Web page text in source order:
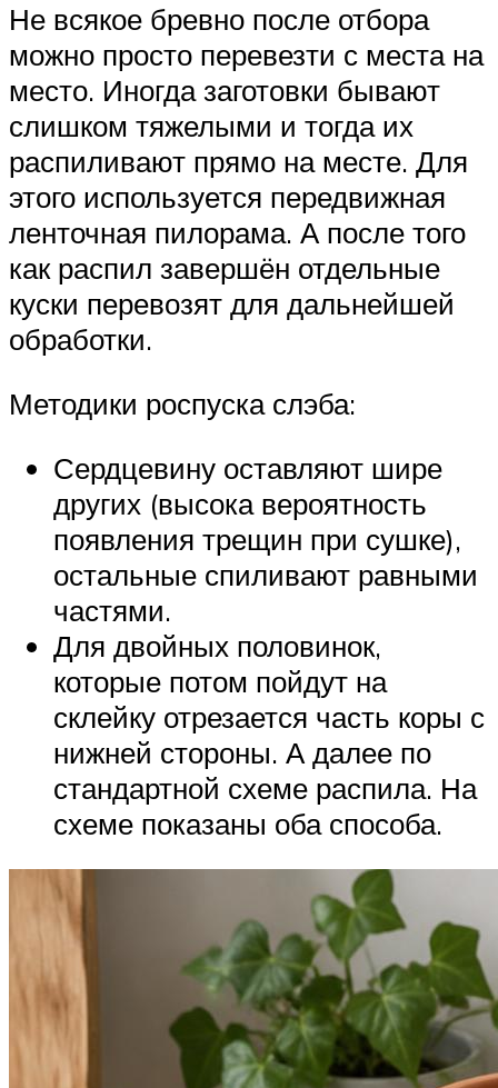
Не всякое бревно после отбора
можно просто перевезти с места на
место. Иногда заготовки бывают
слишком тяжелыми и тогда их
распиливают прямо на месте. Для
этого используется передвижная
ленточная пилорама. А после того
как распил завершён отдельные
куски перевозят для дальнейшей
обработки.
Методики роспуска слэба:
Сердцевину оставляют шире
других (высока вероятность
появления трещин при сушке),
остальные спиливают равными
частями.
Для двойных половинок,
которые потом пойдут на
склейку отрезается часть коры с
нижней стороны. А далее по
стандартной схеме распила. На
схеме показаны оба способа.